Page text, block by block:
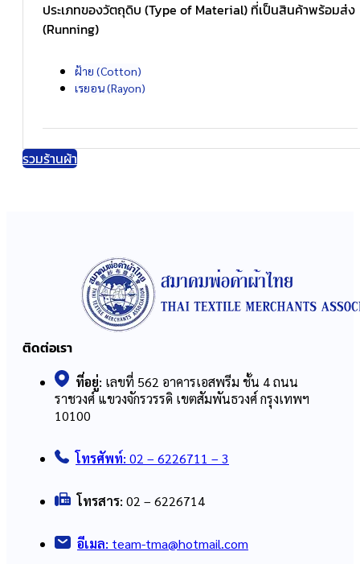
ประเภทของวัตถุดิบ (Type of Material) ที่เป็นสินค้าพร้อมส่ง
(Running)
ฝ้าย (Cotton)
เรยอน (Rayon)
รวมร้านผ้า
ติดต่อเรา
ที่อยู่: เลขที่ 562 อาคารเอสพรีม ชั้น 4 ถนน
ราชวงศ์ แขวงจักรวรรดิ เขตสัมพันธวงศ์ กรุงเทพฯ
10100
โทรศัพท์: 02 – 6226711 – 3
โทรสาร: 02 – 6226714
อีเมล: team-tma@hotmail.com